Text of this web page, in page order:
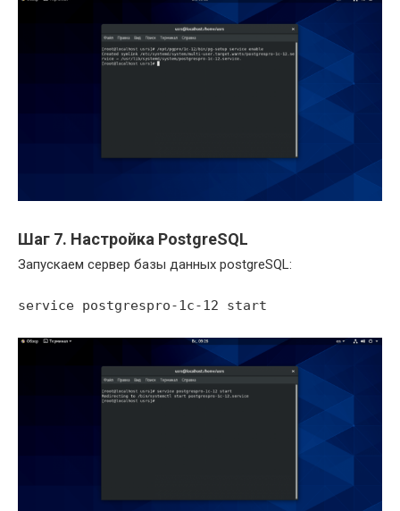
Шаг 7. Настройка PostgreSQL
Запускаем сервер базы данных postgreSQL:
service postgrespro-1c-12 start